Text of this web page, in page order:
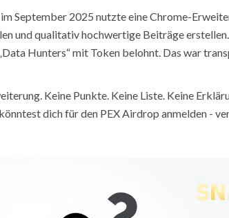
September 2025 nutzte eine Chrome-
und qualitativ hochwertige Beiträge
Hunters“ mit Token belohnt. Das war
Keine Punkte. Keine Liste. Keine
dich für den PEX Airdrop anmelden -